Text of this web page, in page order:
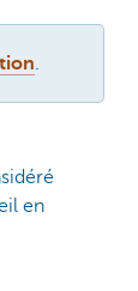
.
en